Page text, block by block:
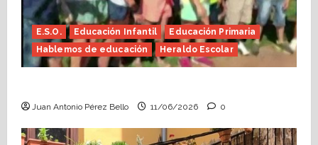
E.S.O. Educación Infantil
Educación Primaria
Hablemos de educación
Heraldo Escolar
Juan Antonio Pérez Bello 11/06/2026 0